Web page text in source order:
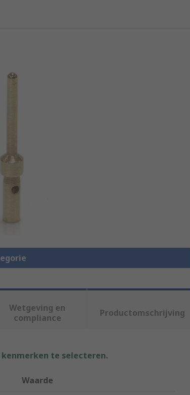
Wetgeving en
compliance
Productomschrijving
te selecteren.
Waarde